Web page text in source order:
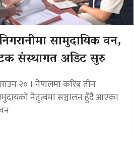
सामुदायिक वन,
संस्थागत अडिट सुरु
२० । नेपालमा करिब तीन
नेतृत्वमा सञ्चालन हुँदै आएका